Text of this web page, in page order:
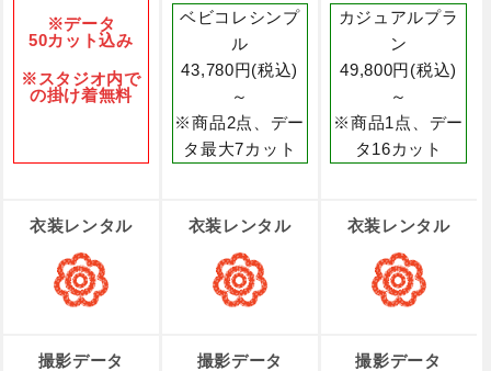
※データ
50カット込み
※スタジオ内で
の掛け着無料
ベビコレシンプ
ル
43,780円(税込)
～
※商品2点、デー
タ最大7カット
カジュアルプラ
ン
49,800円(税込)
～
※商品1点、デー
タ16カット
衣装レンタル 衣装レンタル 衣装レンタル
撮影データ 撮影データ 撮影データ